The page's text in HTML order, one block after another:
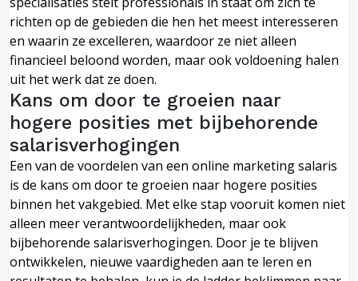
richten op de gebieden die hen het meest interesseren
en waarin ze excelleren, waardoor ze niet alleen
financieel beloond worden, maar ook voldoening halen
uit het werk dat ze doen.
Kans om door te groeien naar
hogere posities met bijbehorende
salarisverhogingen
Een van de voordelen van een online marketing salaris
is de kans om door te groeien naar hogere posities
binnen het vakgebied. Met elke stap vooruit komen niet
alleen meer verantwoordelijkheden, maar ook
bijbehorende salarisverhogingen. Door je te blijven
ontwikkelen, nieuwe vaardigheden aan te leren en